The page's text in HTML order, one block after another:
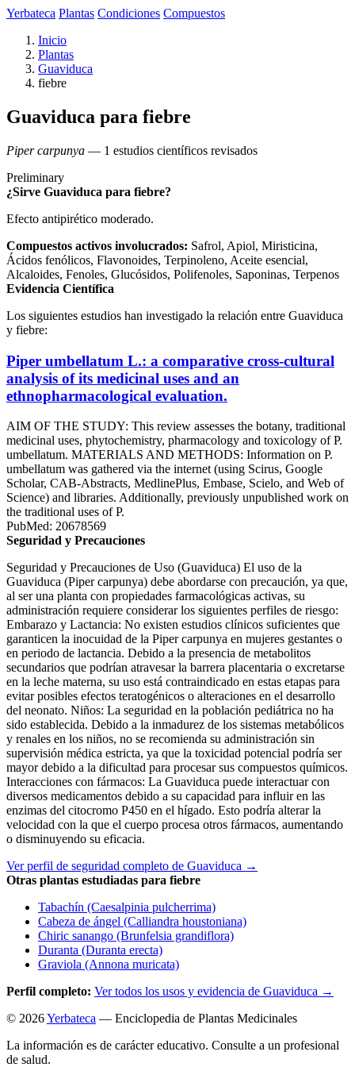
Yerbateca Plantas Condiciones Compuestos
Inicio
Plantas
Guaviduca
fiebre
Guaviduca para fiebre
Piper carpunya — 1 estudios científicos revisados
Preliminary
¿Sirve Guaviduca para fiebre?
Efecto antipirético moderado.
Compuestos activos involucrados: Safrol, Apiol, Miristicina,
Ácidos fenólicos, Flavonoides, Terpinoleno, Aceite esencial,
Alcaloides, Fenoles, Glucósidos, Polifenoles, Saponinas, Terpenos
Evidencia Científica
Los siguientes estudios han investigado la relación entre Guaviduca
y fiebre:
Piper umbellatum L.: a comparative cross-cultural
analysis of its medicinal uses and an
ethnopharmacological evaluation.
AIM OF THE STUDY: This review assesses the botany, traditional
medicinal uses, phytochemistry, pharmacology and toxicology of P.
umbellatum. MATERIALS AND METHODS: Information on P.
umbellatum was gathered via the internet (using Scirus, Google
Scholar, CAB-Abstracts, MedlinePlus, Embase, Scielo, and Web of
Science) and libraries. Additionally, previously unpublished work on
the traditional uses of P.
PubMed: 20678569
Seguridad y Precauciones
Seguridad y Precauciones de Uso (Guaviduca) El uso de la
Guaviduca (Piper carpunya) debe abordarse con precaución, ya que,
al ser una planta con propiedades farmacológicas activas, su
administración requiere considerar los siguientes perfiles de riesgo:
Embarazo y Lactancia: No existen estudios clínicos suficientes que
garanticen la inocuidad de la Piper carpunya en mujeres gestantes o
en periodo de lactancia. Debido a la presencia de metabolitos
secundarios que podrían atravesar la barrera placentaria o excretarse
en la leche materna, su uso está contraindicado en estas etapas para
evitar posibles efectos teratogénicos o alteraciones en el desarrollo
del neonato. Niños: La seguridad en la población pediátrica no ha
sido establecida. Debido a la inmadurez de los sistemas metabólicos
y renales en los niños, no se recomienda su administración sin
supervisión médica estricta, ya que la toxicidad potencial podría ser
mayor debido a la dificultad para procesar sus compuestos químicos.
Interacciones con fármacos: La Guaviduca puede interactuar con
diversos medicamentos debido a su capacidad para influir en las
enzimas del citocromo P450 en el hígado. Esto podría alterar la
velocidad con la que el cuerpo procesa otros fármacos, aumentando
o disminuyendo su eficacia.
Ver perfil de seguridad completo de Guaviduca →
Otras plantas estudiadas para fiebre
Tabachín (Caesalpinia pulcherrima)
Cabeza de ángel (Calliandra houstoniana)
Chiric sanango (Brunfelsia grandiflora)
Duranta (Duranta erecta)
Graviola (Annona muricata)
Perfil completo: Ver todos los usos y evidencia de Guaviduca →
© 2026Yerbateca — Enciclopedia de Plantas Medicinales
La información es de carácter educativo. Consulte a un profesional
de salud.